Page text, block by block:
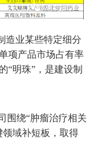
造业某些特定细分
项产品市场占有率
“明珠”，是建设制
围绕“肿瘤治疗相关
领域补短板，取得